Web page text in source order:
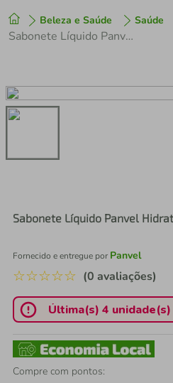
Beleza e Saúde Saúde
Sabonete Líquido Panvel Hidratante 250 Ml
Sabonete Líquido Panvel
Fornecido e entregue por Panvel
☆☆☆☆☆ (0 avaliações)
Última(s) 4 unidade(s)
Compre com pontos:
1º tenis